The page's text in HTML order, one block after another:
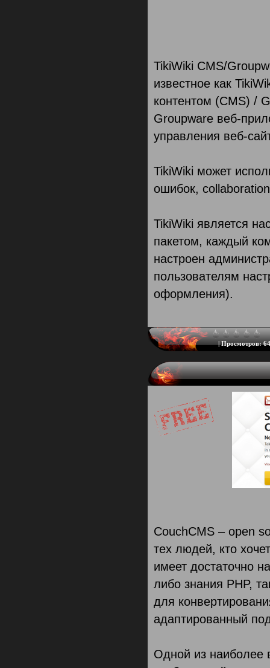
TikiWiki CMS/
известное как
контентом (CMS) /
Groupware веб-
управления веб-
TikiWiki может
ошибок,
TikiWiki является
пакетом, каждый
настроен
пользователям
оформления).
|Просмотров:
CouchCMS – open
тех людей, кто
имеет достаточно
либо знания PHP,
для
адаптированный
Одной из наиболее